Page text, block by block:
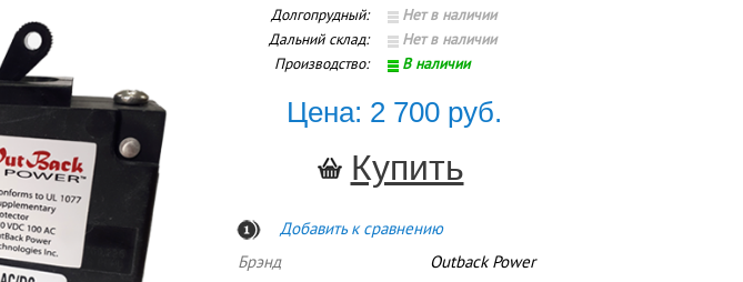
Долгопрудный:
Нет в наличии
Дальний склад:
Нет в наличии
Производство:
В наличии
Цена: 2 700 руб.
Добавить к сравнению
Брэнд
Outback Power